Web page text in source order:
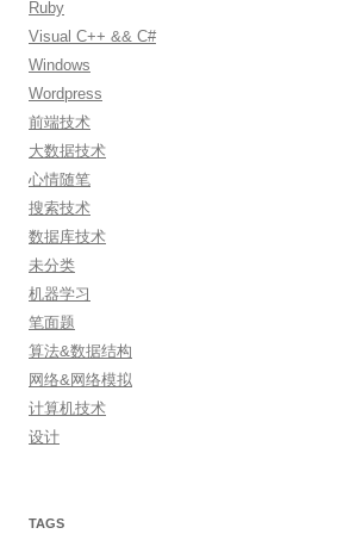
Ruby
Visual C++ && C#
Windows
Wordpress
前端技术
大数据技术
心情随笔
搜索技术
数据库技术
未分类
机器学习
笔面题
算法&数据结构
网络&网络模拟
计算机技术
设计
TAGS